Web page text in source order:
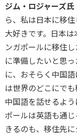
ジム・ロジャーズ氏
ら、私は日本に移
大好きです。日本
ンガポールに移住
に準備したいと思
に、おそらく中国
は世界のどこにで
中国語を話せるよ
ポールは英語も通
きるのも、移住先